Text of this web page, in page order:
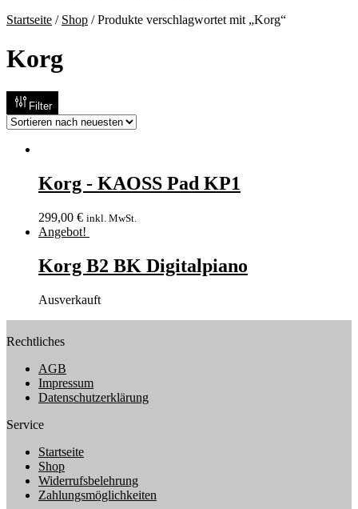
Startseite / Shop /Produkte verschlagwortet mit „Korg“
Korg
Filter
Korg - KAOSS Pad KP1
299,00 € inkl. MwSt.
Angebot!
Korg B2 BK Digitalpiano
Ausverkauft
Rechtliches
AGB
Impressum
Datenschutzerklärung
Service
Startseite
Shop
Widerrufsbelehrung
Zahlungsmöglichkeiten